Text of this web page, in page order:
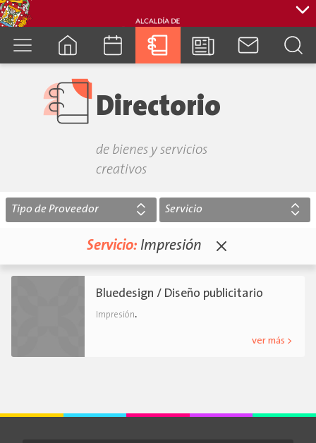
Directorio
de bienes y servicios
creativos
Servicio: Impresión
Bluedesign / Diseño publicitario
Impresión.
ver más >
Tipo de Proveedor Servicio